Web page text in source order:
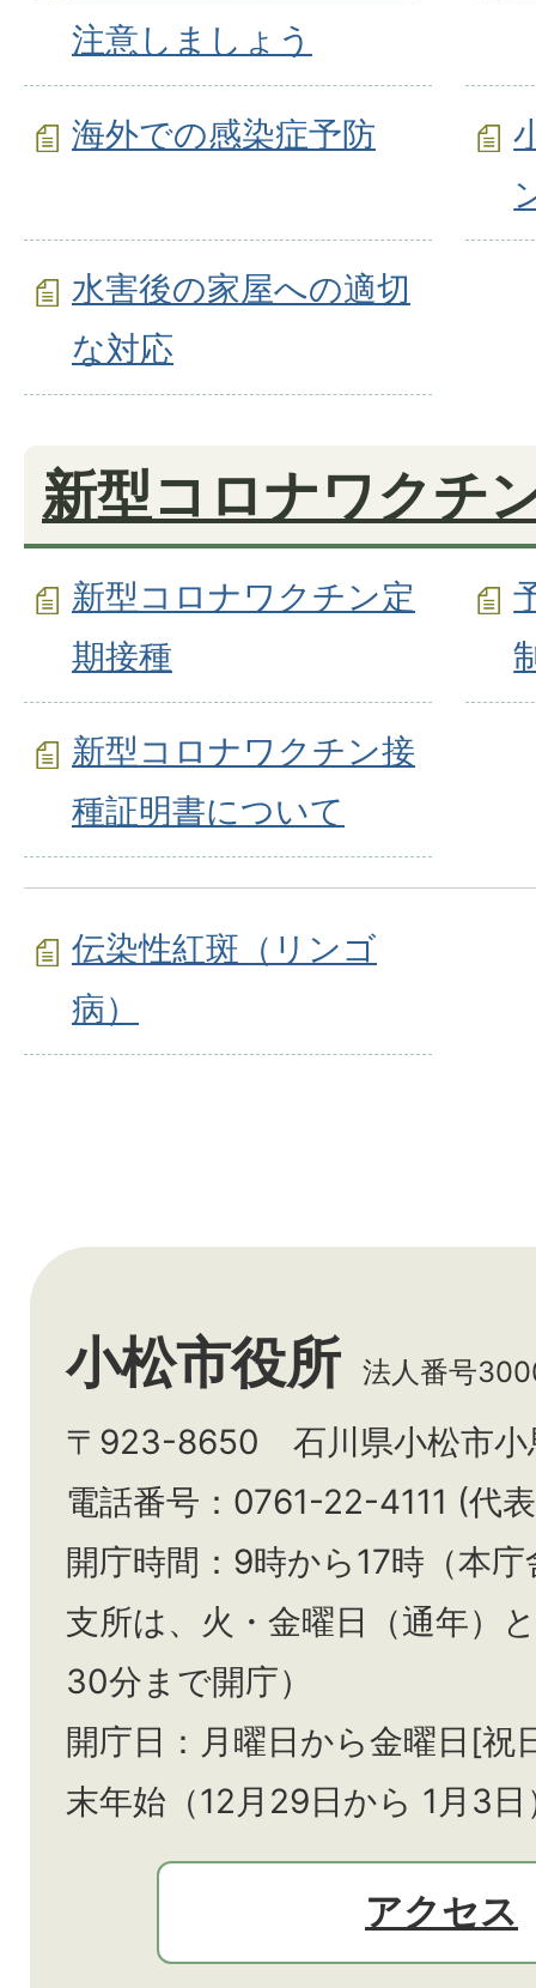
注意しましょう
海外での感染症予防
水害後の家屋への適切
な対応
新型コロナワクチ
新型コロナワクチン定
期接種
新型コロナワクチン接
種証明書について
伝染性紅斑（リンゴ
病）
小松市役所 法人番号
〒923-8650 石川県小松市小
電話番号：0761-22-4111 (代
開庁時間：9時から17時（本
支所は、火・金曜日（通年）と
30分まで開庁）
開庁日：月曜日から金曜日[祝
末年始（12月29日から 1月3
アクセス